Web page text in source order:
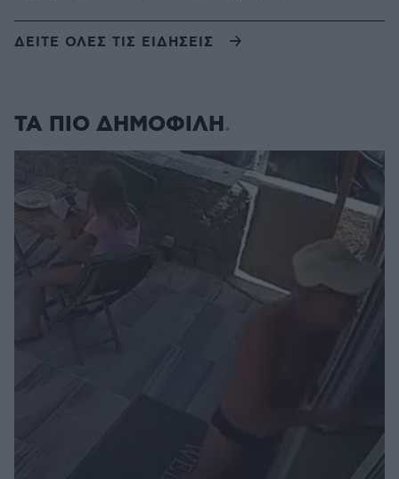
ΔΕΙΤΕ ΟΛΕΣ ΤΙΣ ΕΙΔΗΣΕΙΣ
ΤΑ ΠΙΟ ΔΗΜΟΦΙΛΗ